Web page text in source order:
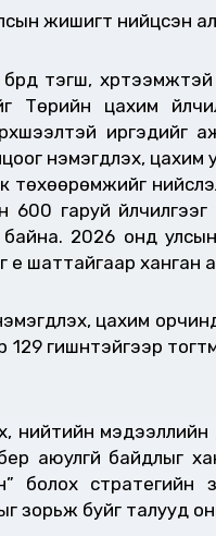
жишигт нийцсэн
тэгш, хүртээмжтэй
Төрийн цахим
иргэдийг
нэмэгдүүлэх, цахим
төхөөрөмжийг
гаруй
байна. 2026 онд
үе шаттайгаар
цахим
гишүүнтэйгээр
нийтийн
аюулгүй байдлыг
болох стратегийн
зорьж буйг талууд